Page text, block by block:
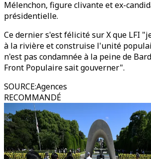
Mélenchon, figure clivante et ex-
présidentielle.
Ce dernier s'est félicité sur X que LFI
à la rivière et construise l'unité
n'est pas condamnée à la peine de
Front Populaire sait gouverner".
SOURCE:Agences
RECOMMANDÉ